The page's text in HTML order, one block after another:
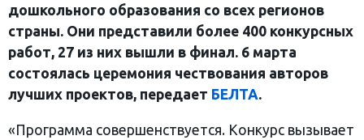
дошкольного образования со всех регионов
страны. Они представили более 400 конкурсных
работ, 27 из них вышли в финал. 6 марта
состоялась церемония чествования авторов
лучших проектов, передает БЕЛТА.
«Программа совершенствуется. Конкурс вызывает